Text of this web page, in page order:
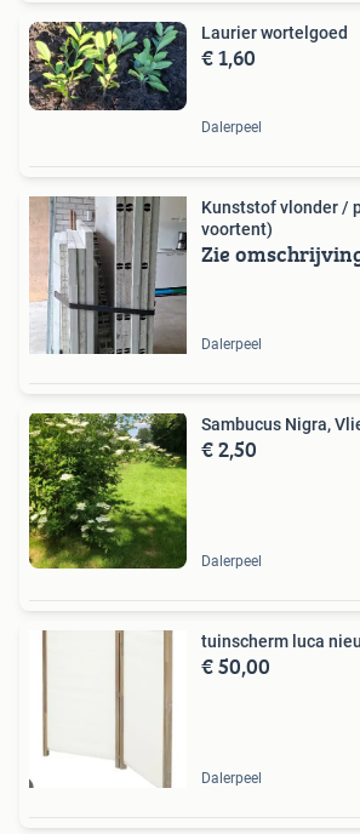
Laurier wortelgoed
€ 1,60
Dalerpeel
Kunststof vlonder /
voortent)
Zie
Dalerpeel
Sambucus Nigra,
€ 2,50
Dalerpeel
tuinscherm luca
€ 50,00
Dalerpeel